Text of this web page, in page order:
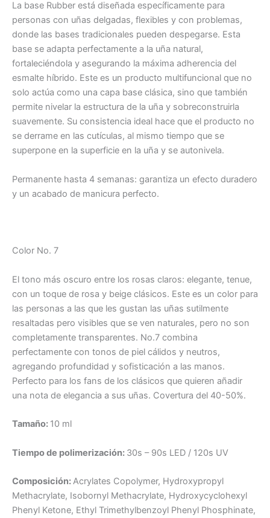
La base Rubber está diseñada específicamente para
personas con uñas delgadas, flexibles y con problemas,
donde las bases tradicionales pueden despegarse. Esta
base se adapta perfectamente a la uña natural,
fortaleciéndola y asegurando la máxima adherencia del
esmalte híbrido. Este es un producto multifuncional que no
solo actúa como una capa base clásica, sino que también
permite nivelar la estructura de la uña y sobreconstruirla
suavemente. Su consistencia ideal hace que el producto no
se derrame en las cutículas, al mismo tiempo que se
superpone en la superficie en la uña y se autonivela.
Permanente hasta 4 semanas: garantiza un efecto duradero
y un acabado de manicura perfecto.
Color No. 7
El tono más oscuro entre los rosas claros: elegante, tenue,
con un toque de rosa y beige clásicos. Este es un color para
las personas a las que les gustan las uñas sutilmente
resaltadas pero visibles que se ven naturales, pero no son
completamente transparentes. No.7 combina
perfectamente con tonos de piel cálidos y neutros,
agregando profundidad y sofisticación a las manos.
Perfecto para los fans de los clásicos que quieren añadir
una nota de elegancia a sus uñas. Covertura del 40-50%.
Tamaño: 10 ml
Tiempo de polimerización: 30s – 90s LED / 120s UV
Composición:Acrylates Copolymer, Hydroxypropyl
Methacrylate, Isobornyl Methacrylate, Hydroxycyclohexyl
Phenyl Ketone, Ethyl Trimethylbenzoyl Phenyl Phosphinate,